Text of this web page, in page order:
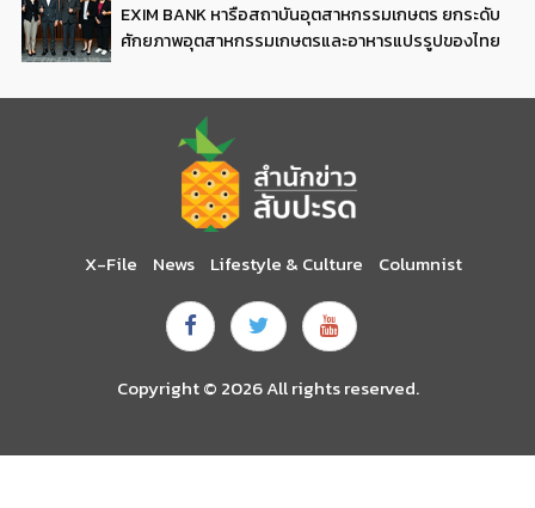
EXIM BANK หารือสถาบันอุตสาหกรรมเกษตร ยกระดับ
ศักยภาพอุตสาหกรรมเกษตรและอาหารแปรรูปของไทย
X-File News Lifestyle & Culture Columnist
Copyright © 2026 All rights reserved.